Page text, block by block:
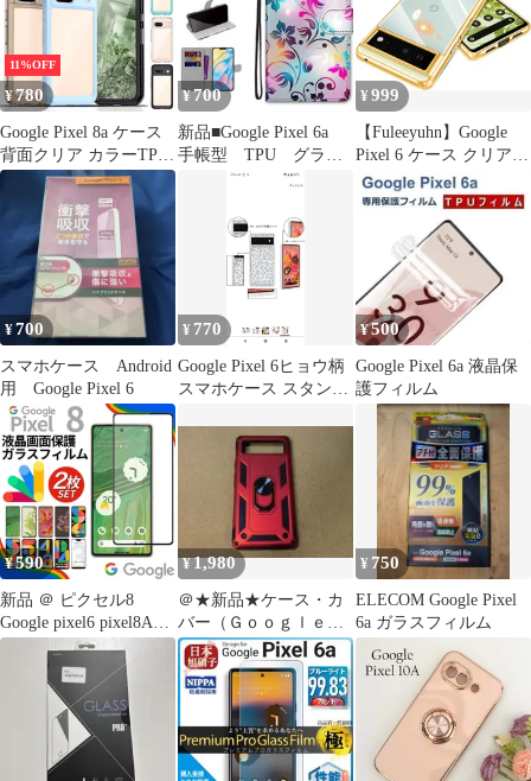
11%OFF
¥780
Google Pixel 8a ケース
背面クリア カラーTPU
バンパー 耐衝撃 軽量
薄型 ストラップホール
グーグル ピクセル8a
6.1インチ カバー ワイ
ヤレス充電対応 クリア
ケース Pixel8a 透明ケー
ス
¥700
新品■Google Pixel 6a
手帳型 TPU グラデ
ーション
¥999
【Fuleeyuhn】Google
Pixel 6 ケース クリア
耐衝撃 黄変防止 耐久性
ピクセル 6 カバー 透明
TPU素材 薄型 軽量 落
下防止 擦り傷防止 スマ
ホケース ストラップホ
ール付き ワイヤレス充
電対応 グーグル 6.4イ
ンチ(ゴールド)
¥700
スマホケース Android
用 Google Pixel 6
¥ 770
Google Pixel 6ヒョウ柄
スマホケース スタンド
¥500
Google Pixel 6a 液晶保
護フィルム
¥590
新品 ＠ ピクセル8
Google pixel6 pixel8A
pixel7A pixel7 pixel6A
ガラスフィルム ２枚 8
8a 7 7a 6 6a 保護フィル
ム タブレット ぴくせる
YS-20240719
¥1,980
＠★新品★ケース・カ
バー（ＧｏｏｇｌｅＰ
ｉｘｅｌ６ グーグル
ピクセル６用）レッド
¥ 750
ELECOM Google Pixel
6a ガラスフィルム